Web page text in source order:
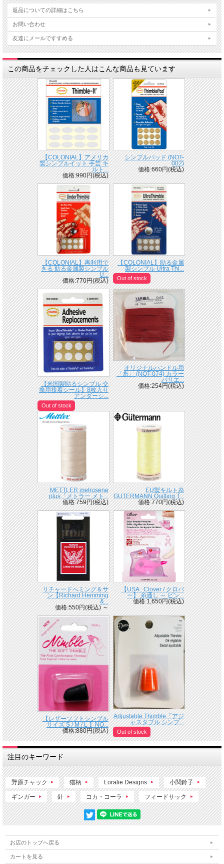
返品についての詳細はこちら
お問い合わせ
友達にメールですすめる
この商品をチェックした人はこんな商品も見ています
【COLONIAL】アメリカ
製シンブルイット 手芸 キ
ルト...
価格:990円(税込)
シンブルパッド (NOT-
002)
価格:660円(税込)
【COLONIAL】再利用で
きる 貼る金属製シンブル
U...
価格:770円(税込)
【COLONIAL】貼る金属
製シンブル Ultra Thi...
Out of stock
【米国製貼るシンブル 交
換用接着シール】8枚入り
アンダーシ...
Out of stock
オリジナルハンドル用
「糸」 (NOT-074) カラー
バリエ...
価格:254円(税込)
METTLER metrosene
plus「メトラー メト...
価格:759円(税込)
EU製キルト糸
GUTERMANN Quilting T...
価格:770円(税込)
リチャードへミング＆サ
ン【Richard Hemming
&...
価格:550円(税込)～
【USA : Clover / クロバ
ー】 糸通し ～ ピン...
価格:1,650円(税込)
【レザーソフトシンブル
サイズ S / M / L 】NO...
価格:880円(税込)
Adjustable Thimble「アジ
ャスタブル シンブ...
Out of stock
注目のキーワード
野原チャック 猫柄 Loralie Designs 小関鈴子
ギンガー 針 コカ・コーラ フィードサック
お店のトップへ戻る
カートを見る